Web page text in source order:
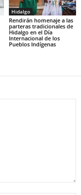
Hidalgo
Rendirán homenaje a las
parteras tradicionales de
Hidalgo en el Día
Internacional de los
Pueblos Indígenas